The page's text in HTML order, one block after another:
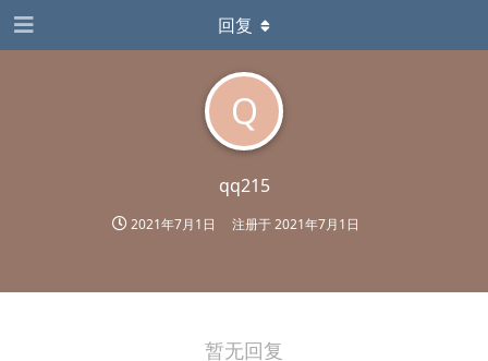
Q
qq215
2021年7月1日 注册于2021年7月1日
回复
暂无回复